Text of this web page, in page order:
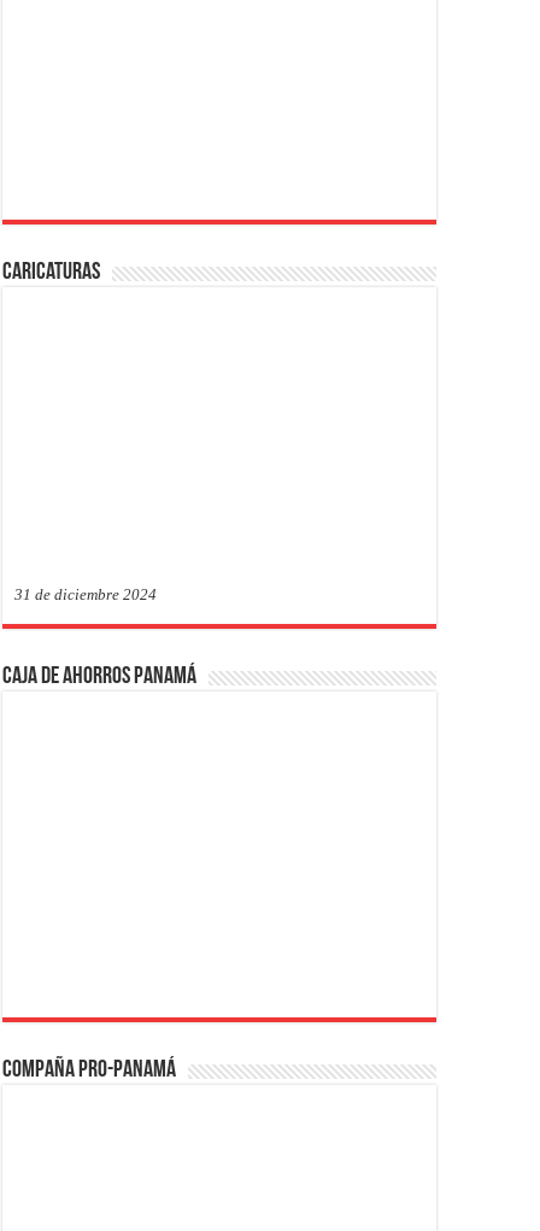
Caricaturas
31 de diciembre 2024
Caja de Ahorros Panamá
Compaña PRO-Panamá